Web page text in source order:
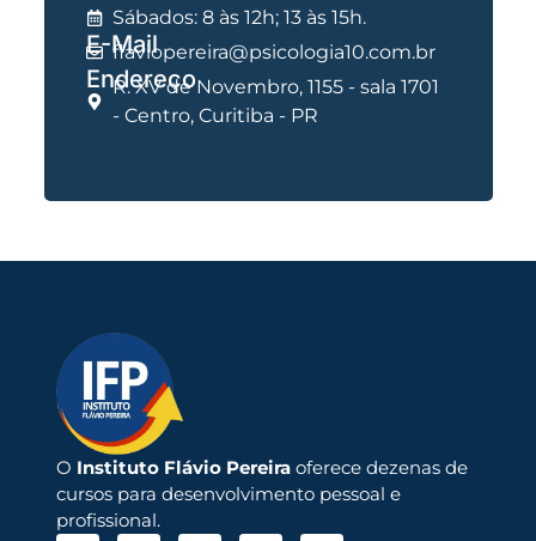
Sábados: 8 às 12h; 13 às 15h.
E-Mail
flaviopereira@psicologia10.com.br
Endereço
R. XV de Novembro, 1155 - sala 1701
- Centro, Curitiba - PR
O Instituto Flávio Pereiraoferece dezenas de
cursos para desenvolvimento pessoal e
profissional.